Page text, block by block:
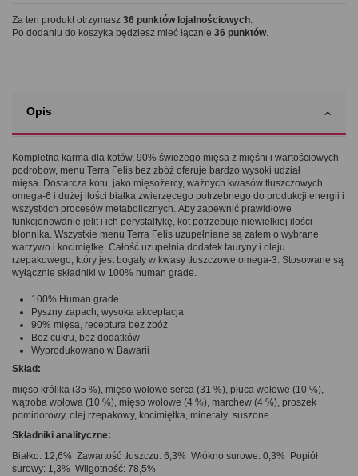
Za ten produkt otrzymasz 36 punktów lojalnościowych
Po dodaniu do koszyka będziesz mieć łącznie 36 punktów.
Opis
Kompletna karma dla kotów, 90% świeżego mięsa z mięśni i wartościowych
podrobów, menu Terra Felis bez zbóż oferuje bardzo wysoki udział
mięsa. Dostarcza kotu, jako mięsożercy, ważnych kwasów tłuszczowych
omega-6 i dużej ilości białka zwierzęcego potrzebnego do produkcji energii i
wszystkich procesów metabolicznych. Aby zapewnić prawidłowe
funkcjonowanie jelit i ich perystaltykę, kot potrzebuje niewielkiej ilości
błonnika. Wszystkie menu Terra Felis uzupełniane są zatem o wybrane
warzywo i kocimiętkę. Całość uzupełnia dodatek tauryny i oleju
rzepakowego, który jest bogaty w kwasy tłuszczowe omega-3. Stosowane są
wyłącznie składniki w 100% human grade.
100% Human grade
Pyszny zapach, wysoka akceptacja
90% mięsa, receptura bez zbóż
Bez cukru, bez dodatków
Wyprodukowano w Bawarii
Skład:
mięso królika (35 %), mięso wołowe serca (31 %), płuca wołowe (10 %),
wątroba wołowa (10 %), mięso wołowe (4 %), marchew (4 %), proszek
pomidorowy, olej rzepakowy, kocimiętka, minerały suszone
Składniki analityczne:
Białko: 12,6% Zawartość tłuszczu: 6,3% Włókno surowe: 0,3% Popiół
surowy: 1,3% Wilgotność: 78,5%